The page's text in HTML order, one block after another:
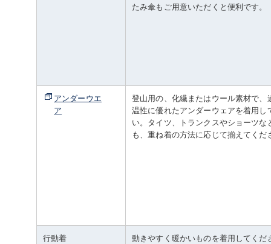
たみ傘もご用意いただくと便利です。
アンダーウエ
ア
登山用の、化繊またはウール素材で、
温性に優れたアンダーウェアを着用し
い。タイツ、トランクスやショーツな
も、重ね着の方法に応じて揃えてくだ
行動着 動きやすく暖かいものを着用してくだ